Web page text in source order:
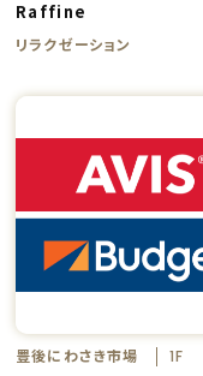
Raffine
リラクゼーション
豊後にわさき市場 1F